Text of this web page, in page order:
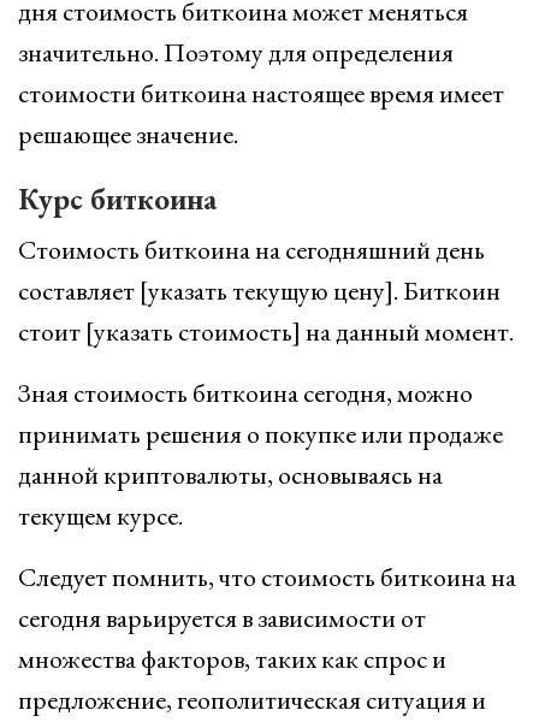
дня стоимость биткоина может меняться
значительно. Поэтому для определения
стоимости биткоина настоящее время имеет
решающее значение.
Курс биткоина
Стоимость биткоина на сегодняшний день
составляет [указать текущую цену]. Биткоин
стоит [указать стоимость] на данный момент.
Зная стоимость биткоина сегодня, можно
принимать решения о покупке или продаже
данной криптовалюты, основываясь на
текущем курсе.
Следует помнить, что стоимость биткоина на
сегодня варьируется в зависимости от
множества факторов, таких как спрос и
предложение, геополитическая ситуация и